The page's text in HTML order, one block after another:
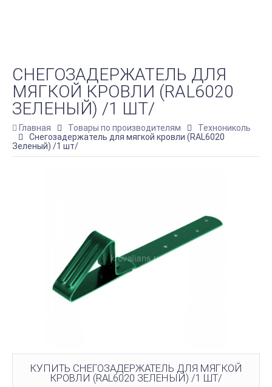
СНЕГОЗАДЕРЖАТЕЛЬ ДЛЯ
МЯГКОЙ КРОВЛИ (RAL6020
ЗЕЛЕНЫЙ) /1 ШТ/
Главная Товары по производителям
Технониколь
Снегозадержатель для мягкой кровли (RAL6020
Зеленый) /1 шт/
КУПИТЬ СНЕГОЗАДЕРЖАТЕЛЬ ДЛЯ МЯГКОЙ
КРОВЛИ (RAL6020 ЗЕЛЕНЫЙ) /1 ШТ/